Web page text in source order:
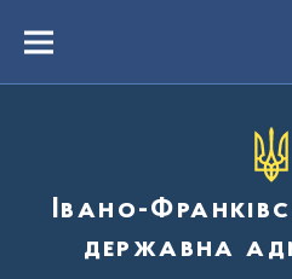
вмістуMenu
Івано-
державна